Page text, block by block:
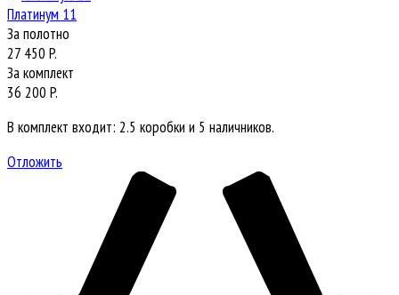
Платинум 11
За полотно
27 450 P.
За комплект
36 200 P.
В комплект входит: 2.5 коробки и 5 наличников.
Отложить